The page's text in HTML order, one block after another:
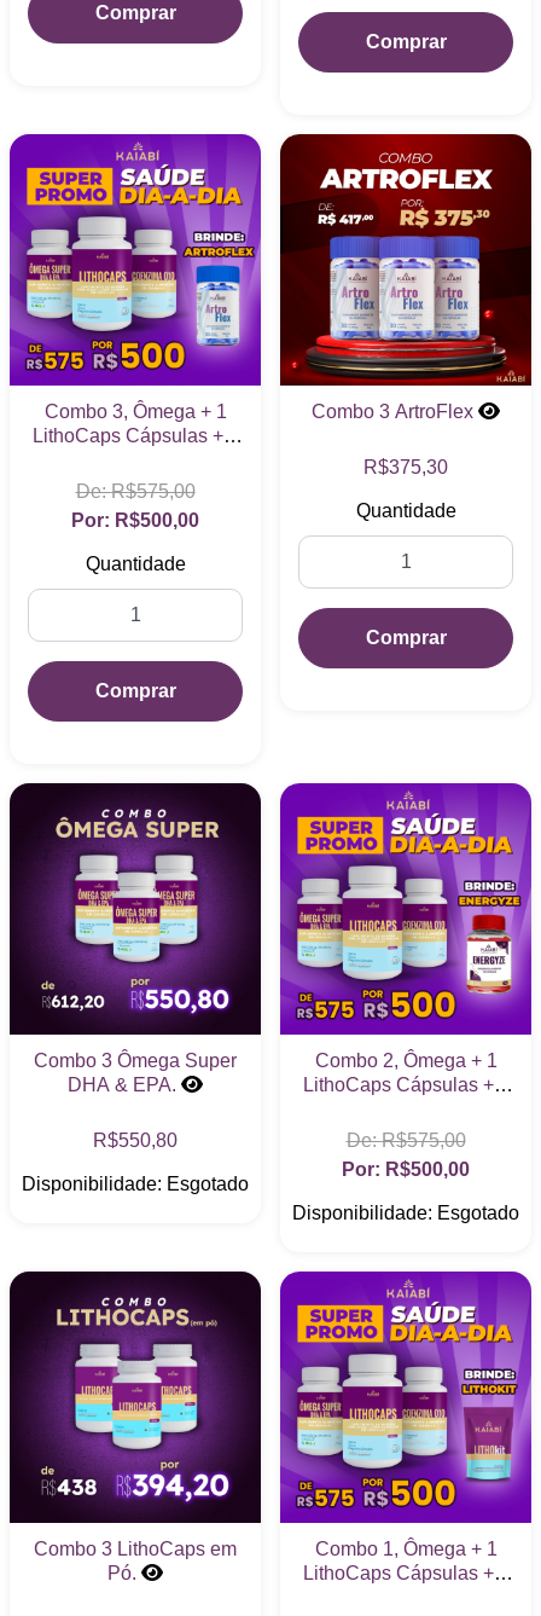
Comprar
Comprar
Combo 3, Ômega + 1
LithoCaps Cápsulas + 1
ArtroFlex
R$575,00
R$500,00
Quantidade
Comprar
Combo 3 ArtroFlex
R$375,30
Quantidade
Comprar
Combo 3 Ômega Super
DHA & EPA.
R$550,80
Disponibilidade: Esgotado
Combo 2, Ômega + 1
LithoCaps Cápsulas + 1
Energyze
R$575,00
R$500,00
Disponibilidade: Esgotado
Combo 3 LithoCaps em
Pó.
Combo 1, Ômega + 1
LithoCaps Cápsulas + 1